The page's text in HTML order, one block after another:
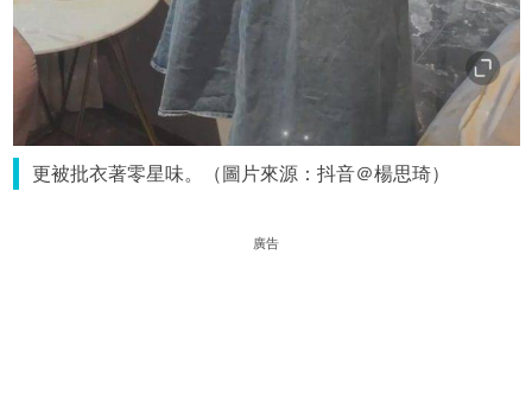
更被批衣著零星味。（圖片來源：抖音＠楊思琦）
廣告